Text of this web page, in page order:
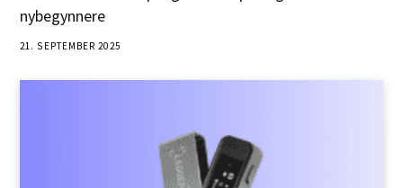
nybegynnere
21. SEPTEMBER 2025